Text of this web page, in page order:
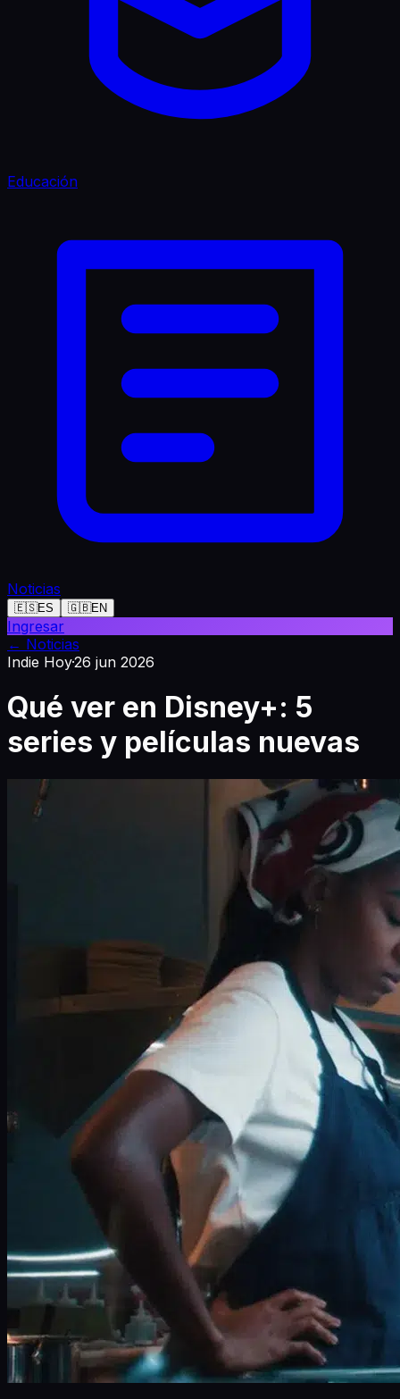
Educación
Noticias
🇪🇸ES 🇬🇧EN
Ingresar
← Noticias
Indie Hoy·26 jun 2026
Qué ver en Disney+: 5
series y películas nuevas